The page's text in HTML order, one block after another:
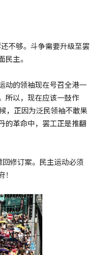
不够。斗争需要升级至罢
主。
动的领袖现在号召全港一
所以，现在应该一鼓作
，正因为泛民领袖不敢果
的革命中，罢工正是推翻
修订案。民主运动必须